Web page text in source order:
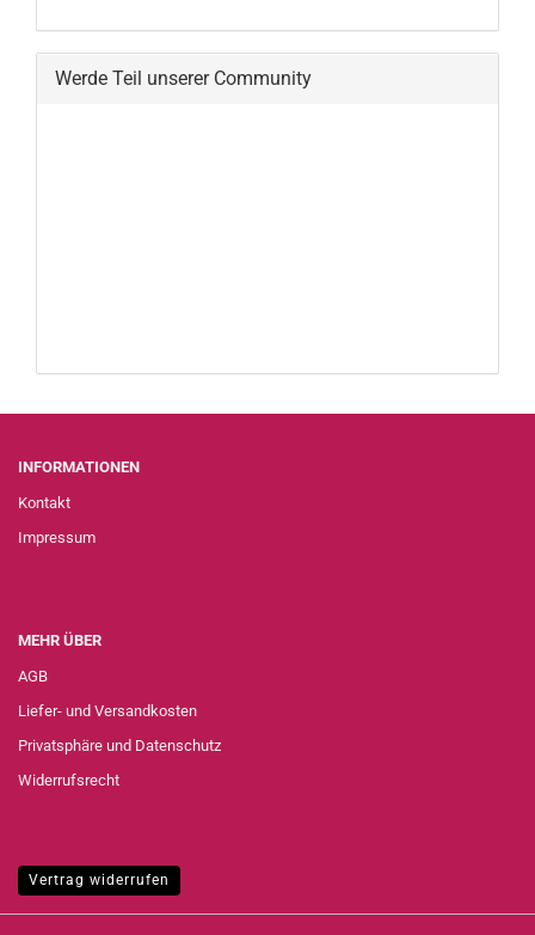
Werde Teil unserer Community
INFORMATIONEN
Kontakt
Impressum
MEHR ÜBER
AGB
Liefer- und Versandkosten
Privatsphäre und Datenschutz
Widerrufsrecht
Vertrag widerrufen